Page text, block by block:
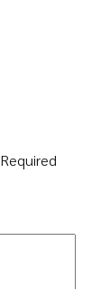
Required